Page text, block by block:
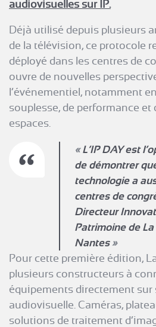
audiovisuelles sur IP.
Déjà utilisé depuis plusieurs
de la télévision, ce protocole
déployé dans les centres de
ouvre de nouvelles
l’événementiel, notamment
souplesse, de performance et
espaces.
L’IP DAY est
de démontrer
technologie a
centres de
Directeur
Patrimoine de
Nantes
Pour cette première édition,
plusieurs constructeurs à
équipements directement
audiovisuelle. Caméras,
solutions de traitement